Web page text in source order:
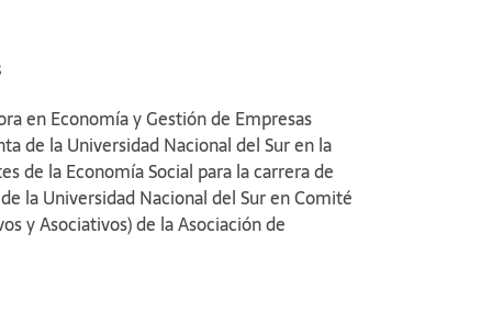
en Economía y Gestión de Empresas
de la Universidad Nacional del Sur en la
de la Economía Social para la carrera de
la Universidad Nacional del Sur en Comité
y Asociativos) de la Asociación de
del Area de Información para la Gestión y
Responsable de Coordinación